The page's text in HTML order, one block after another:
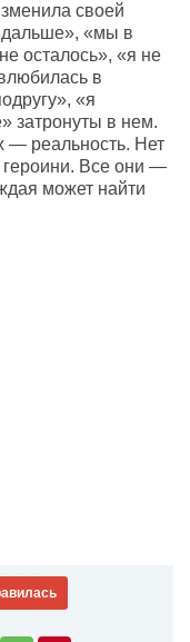
своей
дальше», «мы в
осталось», «я не
в
«я
затронуты в нем.
— реальность. Нет
Все они —
может найти